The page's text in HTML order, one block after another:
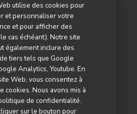
utilise des cookies pour
et personnaliser votre
et pour afficher des
cas échéant). Notre site
également inclure des
tiers tels que Google
Analytics, Youtube. En
Web, vous consentez à
cookies. Nous avons mis à
de confidentialité.
sur le bouton pour